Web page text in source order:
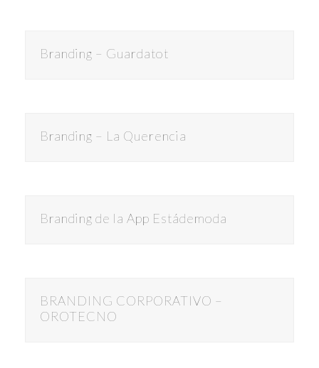
Branding – Guardatot
Branding – La Querencia
Branding de la App Estádemoda
BRANDING CORPORATIVO –
OROTECNO